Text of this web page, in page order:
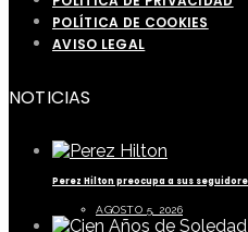
POLÍTICA DE COOKIES
AVISO LEGAL
NOTICIAS
Perez Hilton preocupa a sus
AGOSTO 5, 2026